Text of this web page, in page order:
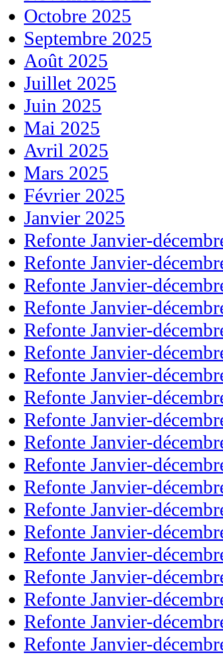
Octobre 2025
Septembre 2025
Août 2025
Juillet 2025
Juin 2025
Mai 2025
Avril 2025
Mars 2025
Février 2025
Janvier 2025
Refonte Janvier-
Refonte Janvier-
Refonte Janvier-
Refonte Janvier-
Refonte Janvier-
Refonte Janvier-
Refonte Janvier-
Refonte Janvier-
Refonte Janvier-
Refonte Janvier-
Refonte Janvier-
Refonte Janvier-
Refonte Janvier-
Refonte Janvier-
Refonte Janvier-
Refonte Janvier-
Refonte Janvier-
Refonte Janvier-
Refonte Janvier-